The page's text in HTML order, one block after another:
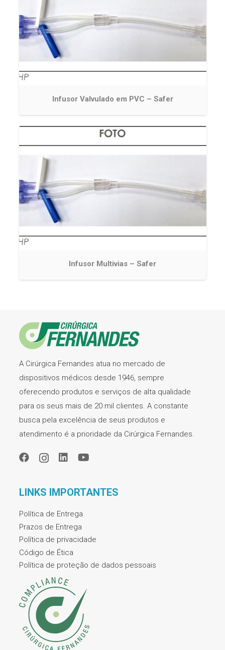
Infusor Valvulado em PVC – Safer
Infusor Multivias – Safer
A Cirúrgica Fernandes atua no mercado de
dispositivos médicos desde 1946, sempre
oferecendo produtos e serviços de alta qualidade
para os seus mais de 20 mil clientes. A constante
busca pela excelência de seus produtos e
atendimento é a prioridade da Cirúrgica Fernandes.
LINKS IMPORTANTES
Política de Entrega
Prazos de Entrega
Política de privacidade
Código de Ética
Política de proteção de dados pessoais